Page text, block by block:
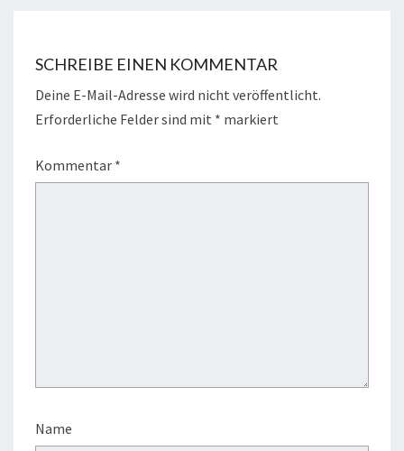
SCHREIBE EINEN KOMMENTAR
Deine E-Mail-Adresse wird nicht veröffentlicht.
Erforderliche Felder sind mit * markiert
Kommentar *
Name